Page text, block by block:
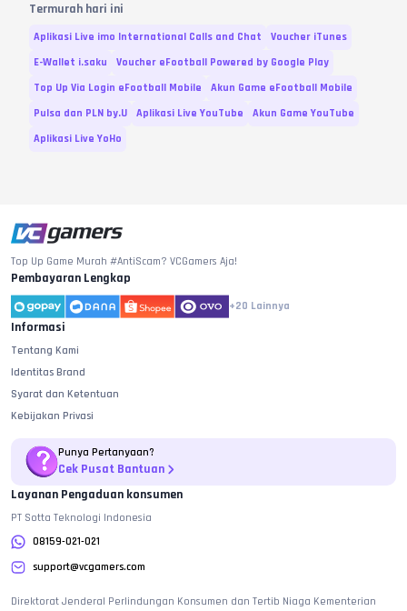
5.000 + 800 Golds
Termurah hari ini
Aplikasi Live imo International Calls and Chat
Voucher iTunes
E-Wallet i.saku
Voucher eFootball Powered by Google Play
Top Up Via Login eFootball Mobile
Akun Game eFootball Mobile
Pulsa dan PLN by.U
Aplikasi Live YouTube
Akun Game YouTube
Aplikasi Live YoHo
Top Up Game Murah #AntiScam? VCGamers Aja!
Pembayaran Lengkap
+20 Lainnya
Informasi
Tentang Kami
Identitas Brand
Syarat dan Ketentuan
Kebijakan Privasi
Punya Pertanyaan?
Cek Pusat Bantuan
Layanan Pengaduan konsumen
PT Sotta Teknologi Indonesia
08159-021-021
support@vcgamers.com
Direktorat Jenderal Perlindungan Konsumen dan Tertib Niaga Kementerian